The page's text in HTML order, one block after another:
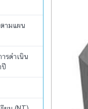
ามแผน
รดำเนิน
ปี